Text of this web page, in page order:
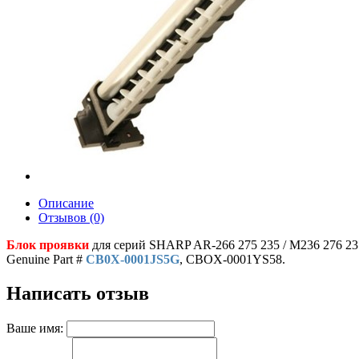
Описание
Отзывов (0)
Блок проявки для серий SHARP AR-266 275 235 / M236 276
Genuine Part # CB0X-0001JS5G, CBOX-0001YS58.
Написать отзыв
Ваше имя: